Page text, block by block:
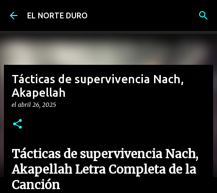
Ir al contenido principal
EL NORTE DURO
Tácticas de supervivencia Nach,
Akapellah
el abril 26, 2025
Tácticas de supervivencia Nach,
Akapellah Letra Completa de la
Canción